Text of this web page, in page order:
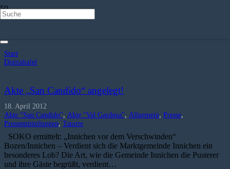
Start
Digitaltafel
Akte „San Candido“ angelegt!
18. April 2012
Akte "San Candido", Akte "Val Gardena", Allgemein, Presse,
Pressemitteilungen, Tatorte
SOKO ermittelt: „Innichen vor dem Verschwinden“
Bozen/Innichen – Verdient sich die Marktgemeinde Innichen ein
besonderes Lob? Die Art, wie die Gemeinde Innichen die Pusterer
und ihre Gäste begrüßt, verdient…